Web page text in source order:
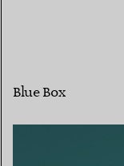
Blue Box